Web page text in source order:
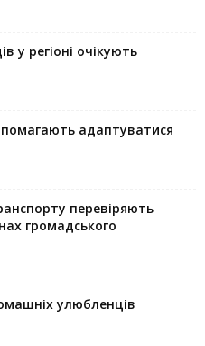
у регіоні очікують
адаптуватися
перевіряють
громадського
улюбленців